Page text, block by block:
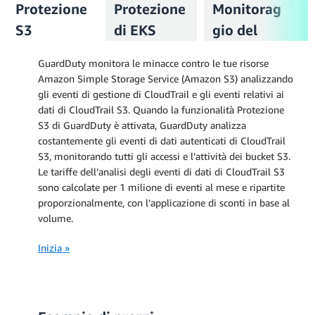
Protezione
S3
Protezione
di EKS
Monitorag
gio del
GuardDuty monitora le minacce contro le tue risorse
Amazon Simple Storage Service (Amazon S3) analizzando
gli eventi di gestione di CloudTrail e gli eventi relativi ai
dati di CloudTrail S3. Quando la funzionalità Protezione
S3 di GuardDuty è attivata, GuardDuty analizza
costantemente gli eventi di dati autenticati di CloudTrail
S3, monitorando tutti gli accessi e l’attività dei bucket S3.
Le tariffe dell’analisi degli eventi di dati di CloudTrail S3
sono calcolate per 1 milione di eventi al mese e ripartite
proporzionalmente, con l’applicazione di sconti in base al
volume.
Inizia »